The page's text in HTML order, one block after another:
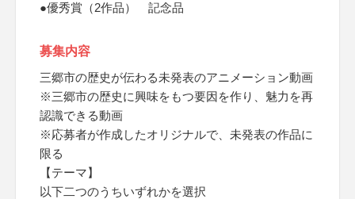
●優秀賞（2作品） 記念品
募集内容
三郷市の歴史が伝わる未発表のアニメーション動画
※三郷市の歴史に興味をもつ要因を作り、魅力を再
認識できる動画
※応募者が作成したオリジナルで、未発表の作品に
限る
【テーマ】
以下二つのうちいずれかを選択